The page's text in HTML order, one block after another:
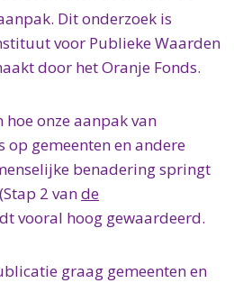
Dit onderzoek is
voor Publieke Waarden
door het Oranje Fonds.
onze aanpak van
gemeenten en andere
benadering springt
2 vande
vooral hoog gewaardeerd.
graag gemeenten en